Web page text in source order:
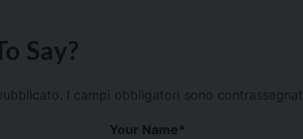
Say?
I campi obbligatori sono contrassegnati
Your Name*